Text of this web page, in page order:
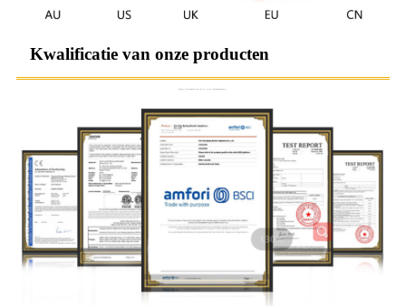
Kwalificatie van onze producten